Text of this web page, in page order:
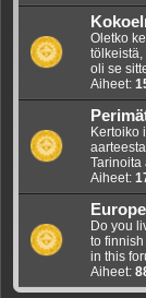
Oletko
oli se
Aiheet:
Kertoiko
Tarinoita
Aiheet:
Do you
to
in this
Aiheet: